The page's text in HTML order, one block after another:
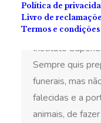
Política de
Livro de
Termos e condições
Liliana Duarte
1986, é
Instituto
Sempre quis
funerais, mas
falecidas e a
animais, de